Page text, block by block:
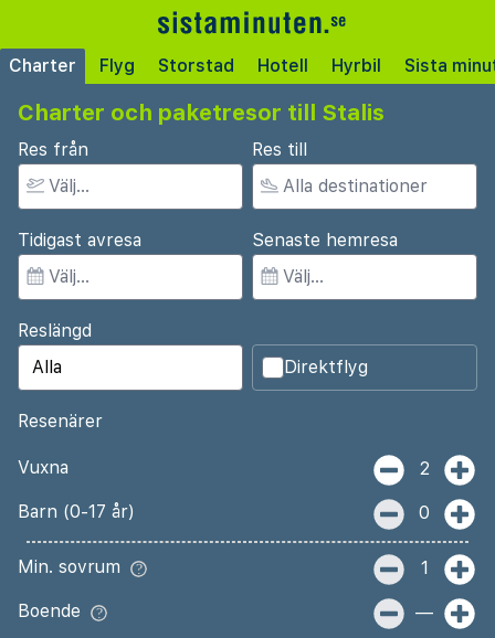
Charter Flyg Storstad Hotell Hyrbil Sista
Charter och paketresor till Stalis
Res från Res till
Tidigast avresa Senaste hemresa
Reslängd
Direktflyg
Resenärer
Vuxna 2
Barn (0-17 år) 0
Min. sovrum 1
Boende —